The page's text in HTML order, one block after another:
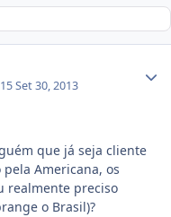
Set 30, 2013
que já seja cliente
Americana, os
realmente preciso
o Brasil)?